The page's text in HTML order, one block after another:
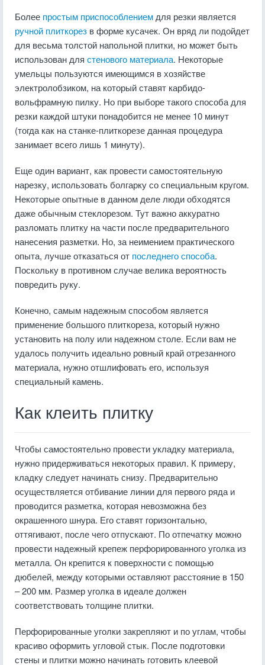
Более простым приспособлением для резки является
ручной плиткорез в форме кусачек. Он вряд ли подойдет
для весьма толстой напольной плитки, но может быть
использован для стенового материала. Некоторые
умельцы пользуются имеющимся в хозяйстве
электролобзиком, на который ставят карбидо-
вольфрамную пилку. Но при выборе такого способа для
резки каждой штуки понадобится не менее 10 минут
(тогда как на станке-плиткорезе данная процедура
занимает всего лишь 1 минуту).
Еще один вариант, как провести самостоятельную
нарезку, использовать болгарку со специальным кругом.
Некоторые опытные в данном деле люди обходятся
даже обычным стеклорезом. Тут важно аккуратно
разломать плитку на части после предварительного
нанесения разметки. Но, за неимением практического
опыта, лучше отказаться от последнего способа.
Поскольку в противном случае велика вероятность
повредить руку.
Конечно, самым надежным способом является
применение большого плиткореза, который нужно
установить на полу или надежном столе. Если вам не
удалось получить идеально ровный край отрезанного
материала, нужно отшлифовать его, используя
специальный камень.
Как клеить плитку
Чтобы самостоятельно провести укладку материала,
нужно придерживаться некоторых правил. К примеру,
кладку следует начинать снизу. Предварительно
осуществляется отбивание линии для первого ряда и
проводится разметка, которая невозможна без
окрашенного шнура. Его ставят горизонтально,
оттягивают, после чего отпускают. По отпечатку можно
провести надежный крепеж перфорированного уголка из
металла. Он крепится к поверхности с помощью
дюбелей, между которыми оставляют расстояние в 150
– 200 мм. Размер уголка в идеале должен
соответствовать толщине плитки.
Перфорированные уголки закрепляют и по углам, чтобы
красиво оформить угловой стык. После подготовки
стены и плитки можно начинать готовить клеевой